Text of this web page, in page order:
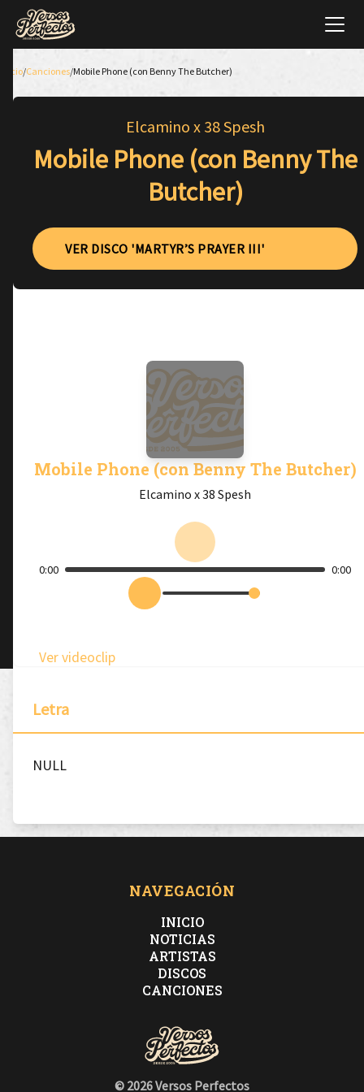
Inicio/Canciones/Mobile Phone (con Benny The Butcher)
Elcamino x 38 Spesh
Mobile Phone (con Benny The
Butcher)
VER DISCO 'MARTYR’S PRAYER III'
Mobile Phone (con Benny The Butcher)
Elcamino x 38 Spesh
0:00 0:00
Ver videoclip
Letra
NULL
NAVEGACIÓN
INICIO
NOTICIAS
ARTISTAS
DISCOS
CANCIONES
© 2026 Versos Perfectos